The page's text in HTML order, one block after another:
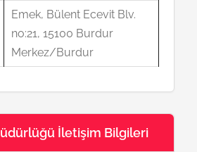
Emek, Bülent Ecevit Blv.
no:21, 15100 Burdur
Merkez/Burdur
İletişim Bilgileri